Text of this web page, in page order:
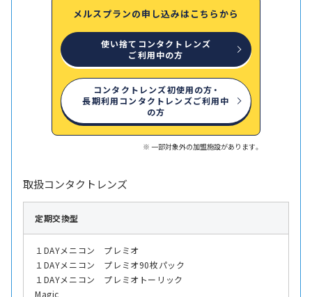
メルスプランの申し込みはこちらから
使い捨てコンタクトレンズ
ご利用中の方
コンタクトレンズ初使用の方・
長期利用コンタクトレンズご利用中
の方
一部対象外の加盟施設があります。
取扱コンタクトレンズ
定期交換型
１DAYメニコン プレミオ
１DAYメニコン プレミオ90枚パック
１DAYメニコン プレミオトーリック
Magic